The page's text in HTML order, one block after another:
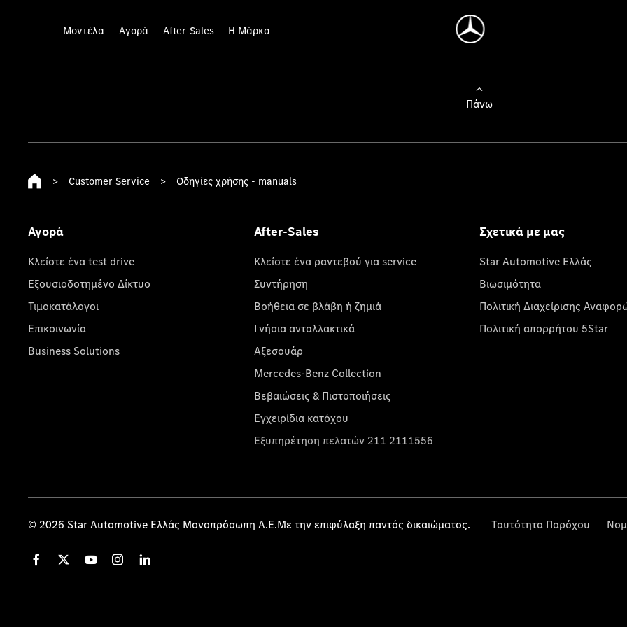
Μοντέλα Αγορά After-Sales Η Μάρκα
Πάνω
> Customer Service > Οδηγίες χρήσης - manuals
Αγορά
Κλείστε ένα test drive
Εξουσιοδοτημένο Δίκτυο
Τιμοκατάλογοι
Επικοινωνία
Business Solutions
After-Sales
Κλείστε ένα ραντεβού για service
Συντήρηση
Βοήθεια σε βλάβη ή ζημιά
Γνήσια ανταλλακτικά
Αξεσουάρ
Mercedes-Benz Collection
Βεβαιώσεις & Πιστοποιήσεις
Εγχειρίδια κατόχου
Εξυπηρέτηση πελατών 211 2111556
Σχετικά με μας
Star Automotive Ελλάς
Βιωσιμότητα
Πολιτική Διαχείρισης
Πολιτική απορρήτου 5Star
© 2026 Star Automotive Ελλάς Μονοπρόσωπη Α.Ε.Με την επιφύλαξη παντός δικαιώματος. Ταυτότητα Παρόχου